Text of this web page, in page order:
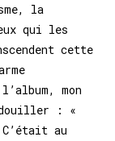
la
qui les
cette
mon
: «
au